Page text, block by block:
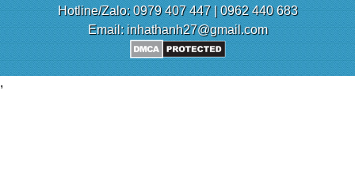
Hotline/Zalo: 0979 407 447 | 0962 440 683
Email: inhathanh27@gmail.com
,